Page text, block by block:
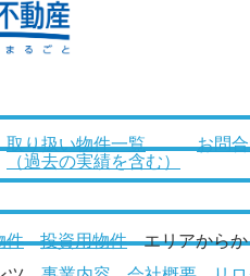
取り扱い物件一覧
（過去の実績を含む）
お問
件 投資用物件 エリアから